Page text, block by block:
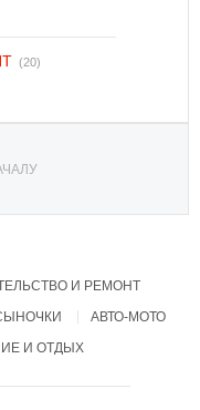
(20)
И РЕМОНТ
АВТО-МОТО
И ОТДЫХ